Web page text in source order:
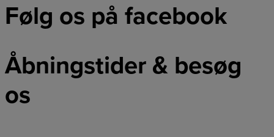
Følg os på facebook
Åbningstider & besøg
os